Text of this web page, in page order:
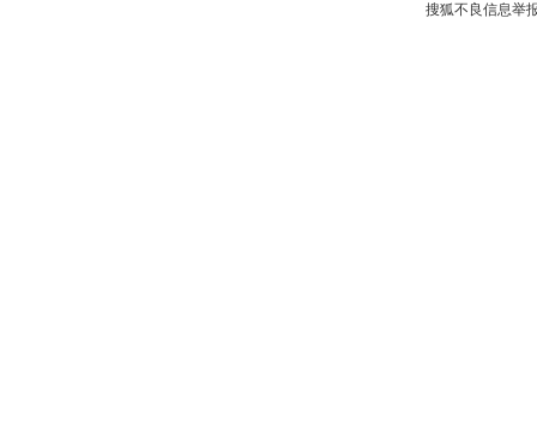
搜狐不良信息举